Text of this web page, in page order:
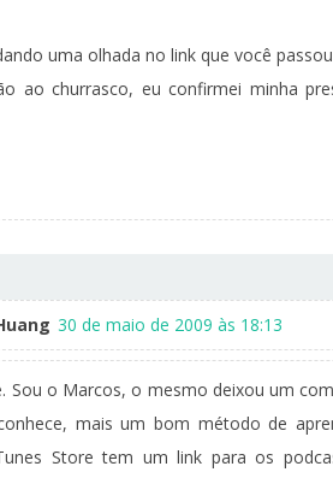
uma olhada no link que você
ao churrasco, eu confirmei minha
30 de maio de 2009 às 18:13
Sou o Marcos, o mesmo deixou um
mais um bom método de
Store tem um link para os